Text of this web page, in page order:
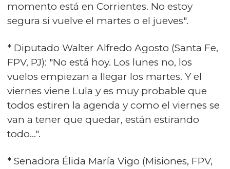
momento está en Corrientes. No estoy
segura si vuelve el martes o el jueves".
* Diputado Walter Alfredo Agosto (Santa Fe,
FPV, PJ): "No está hoy. Los lunes no, los
vuelos empiezan a llegar los martes. Y el
viernes viene Lula y es muy probable que
todos estiren la agenda y como el viernes se
van a tener que quedar, están estirando
todo…".
* Senadora Élida María Vigo (Misiones, FPV,